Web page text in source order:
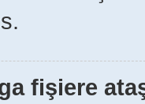
fişiere